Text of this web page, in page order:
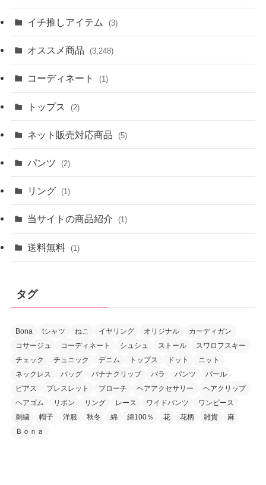
イチ推しアイテム (3)
オススメ商品 (3,248)
コーディネート (1)
トップス (2)
ネット販売対応商品 (5)
パンツ (2)
リング (1)
当サイトの商品紹介 (1)
送料無料 (1)
タグ
Bona tシャツ ねこ イヤリング オリジナル
カーディガン
コサージュ
コーディネート シュシュ ストール
スワロフスキー
チェック
チュニック デニム トップス ドット
ニット
ネックレス
バッグ バナナクリップ バラ パンツ
パール
ピアス
ブレスレット ブローチ ヘアアクセサリー
ヘアクリップ
ヘアゴム
リボン リング レース ワイドパンツ
ワンピース
刺繍
帽子 洋服 秋冬 綿 綿100％ 花 花柄 雑貨
麻
Ｂｏｎａ